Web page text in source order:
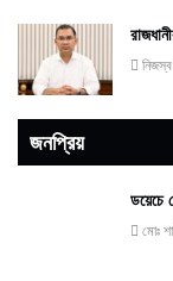
জনপ্রিয়
ডয়েচে
মোঃ